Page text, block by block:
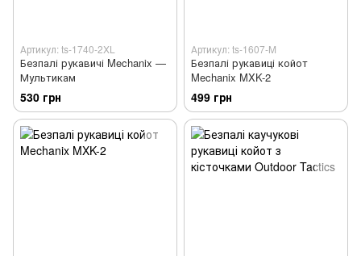
Артикул: ts-1740-2XL
Безпалі рукавичі Mechanix —
Мультикам
530 грн
Артикул: ts-1607-M
Безпалі рукавиці койот
Mechanix MXK-2
499 грн